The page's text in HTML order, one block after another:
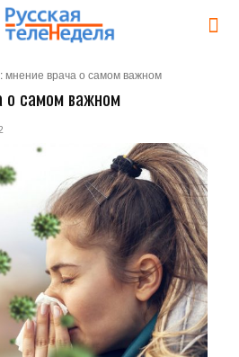
мнение врача о самом важном
о самом важном